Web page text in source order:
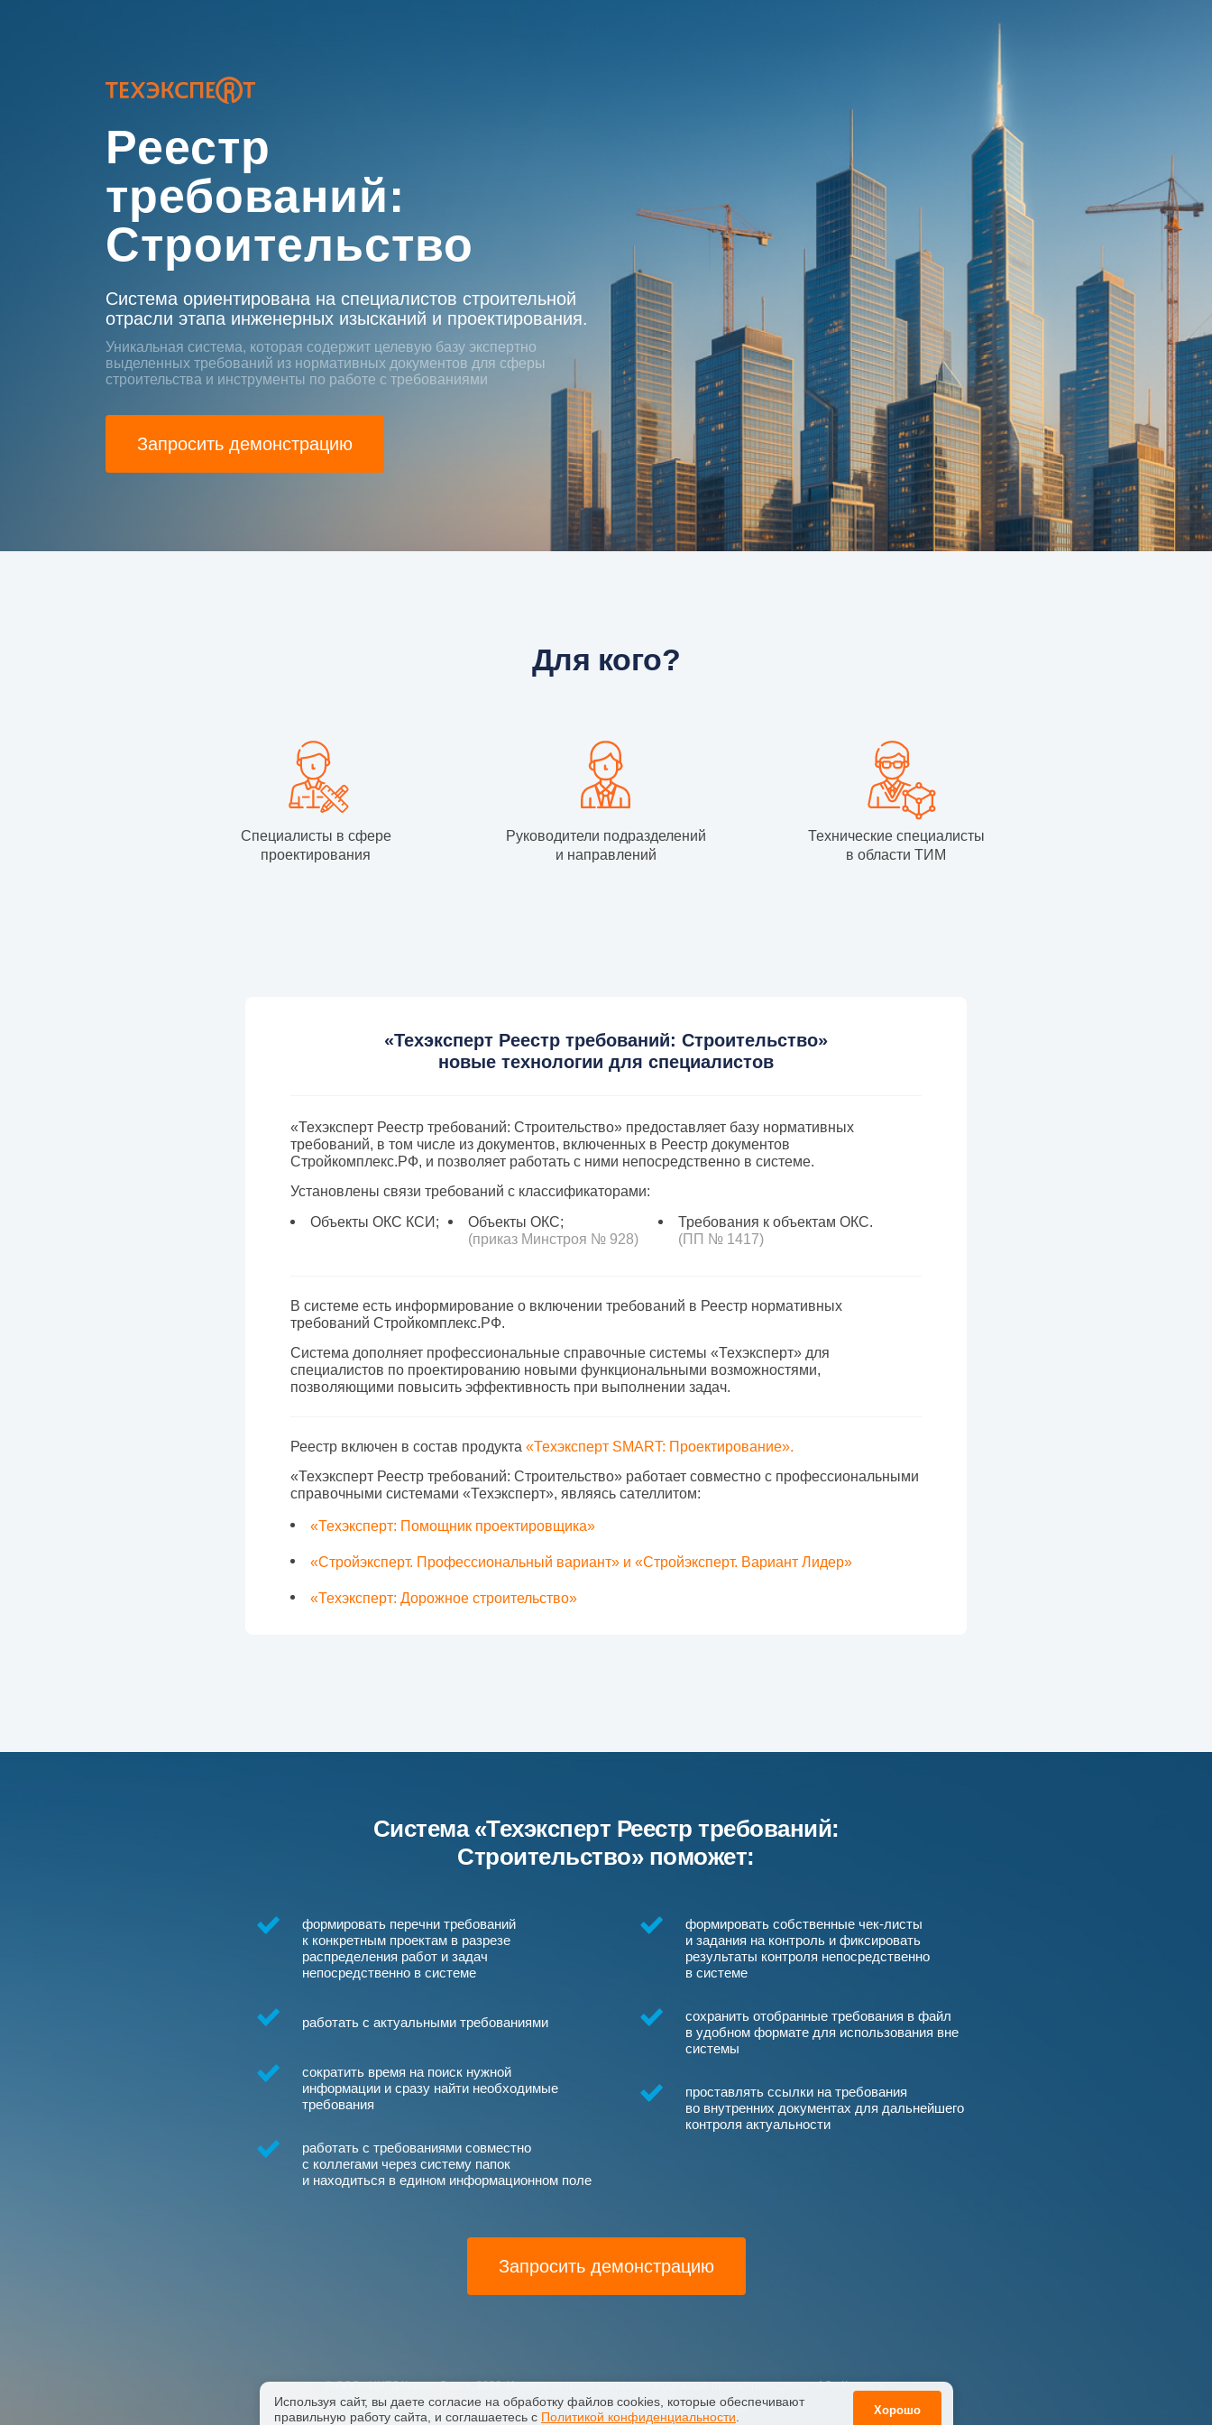
Реестр
требований:
Строительство
Система ориентирована на специалистов строительной
отрасли этапа инженерных изысканий и проектирования.
Уникальная система, которая содержит целевую базу экспертно
выделенных требований из нормативных документов для сферы
строительства и инструменты по работе с требованиями
Запросить демонстрацию
Для кого?
Специалисты в сфере
проектирования
Руководители подразделений
и направлений
Технические специалисты
в области ТИМ
«Техэксперт Реестр требований: Строительство»
новые технологии для специалистов
«Техэксперт Реестр требований: Строительство» предоставляет базу нормативных
требований, в том числе из документов, включенных в Реестр документов
Стройкомплекс.РФ, и позволяет работать с ними непосредственно в системе.
Установлены связи требований с классификаторами:
Объекты ОКС КСИ;
Объекты ОКС;
(приказ Минстроя № 928)
Требования к объектам ОКС.
(ПП № 1417)
В системе есть информирование о включении требований в Реестр нормативных
требований Стройкомплекс.РФ.
Система дополняет профессиональные справочные системы «Техэксперт» для
специалистов по проектированию новыми функциональными возможностями,
позволяющими повысить эффективность при выполнении задач.
Реестр включен в состав продукта «Техэксперт SMART: Проектирование».
«Техэксперт Реестр требований: Строительство» работает совместно с профессиональными
справочными системами «Техэксперт», являясь сателлитом:
«Техэксперт: Помощник проектировщика»
«Стройэксперт. Профессиональный вариант» и «Стройэксперт. Вариант Лидер»
«Техэксперт: Дорожное строительство»
Система «Техэксперт Реестр требований:
Строительство» поможет:
формировать перечни требований
к конкретным проектам в разрезе
распределения работ и задач
непосредственно в системе
работать с актуальными требованиями
сократить время на поиск нужной
информации и сразу найти необходимые
требования
работать с требованиями совместно
с коллегами через систему папок
и находиться в едином информационном поле
формировать собственные чек-листы
и задания на контроль и фиксировать
результаты контроля непосредственно
в системе
сохранить отобранные требования в файл
в удобном формате для использования вне
системы
проставлять ссылки на требования
во внутренних документах для дальнейшего
контроля актуальности
Запросить демонстрацию
©ООО «ЦНТД Кодекс Люкс»,2026. Исключительные авторские и смежные права принадлежат АО «Кодекс».
Политика конфиденциальности персональных данных
Используя сайт, вы даете согласие на обработку файлов сооkiеs, которые обеспечивают
правильную работу сайта, и соглашаетесь с Политикой конфиденциальности Хорошо